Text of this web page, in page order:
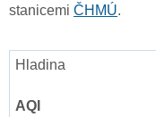
stanicemi ČHMÚ.